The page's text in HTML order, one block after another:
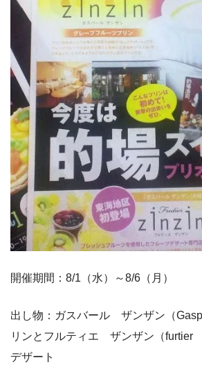
開催期間：8/1（水）～8/6（月）
出し物：ガスバール ザンザン（
リンとフルティエ ザンザン（furtier
デザート